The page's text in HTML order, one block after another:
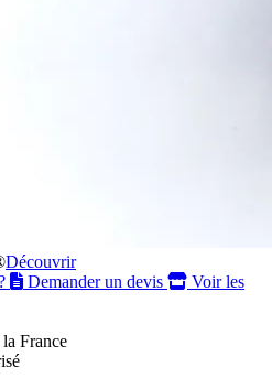
Découvrir
Demander un devis
Voir les
France